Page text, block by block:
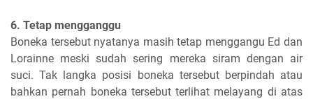
6. Tetap mengganggu
Boneka tersebut nyatanya masih tetap menggangu Ed dan
Lorainne meski sudah sering mereka siram dengan air
suci. Tak langka posisi boneka tersebut berpindah atau
bahkan pernah boneka tersebut terlihat melayang di atas